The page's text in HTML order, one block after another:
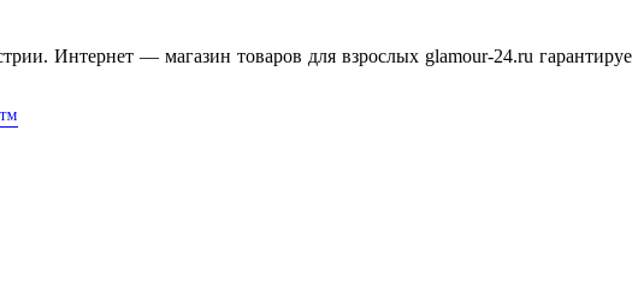
Интернет — магазин товаров для взрослых glamour-24.ru